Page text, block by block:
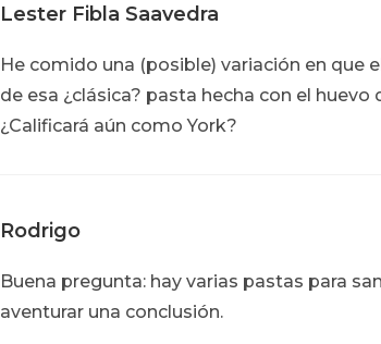
Lester Fibla Saavedra
He comido una (posible) variación en que
de esa ¿clásica? pasta hecha con el
¿Calificará aún como York?
Rodrigo
Buena pregunta: hay varias pastas para
aventurar una conclusión.